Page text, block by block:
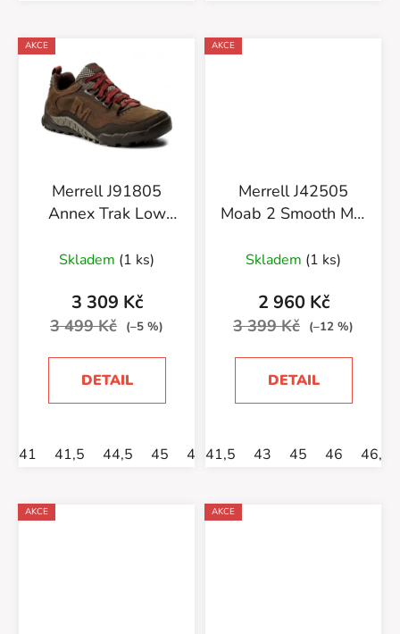
AKCE
Merrell J91805
Annex Trak Low
Skladem (1 ks)
3 309 Kč
3 499 Kč (–5 %)
DETAIL
41 41,5 44,5 45 46 46,5
AKCE
Merrell J42505
Moab 2 Smooth Mid
Skladem (1 ks)
2 960 Kč
3 399 Kč (–12 %)
DETAIL
41,5 43 45 46 46,5
AKCE AKCE